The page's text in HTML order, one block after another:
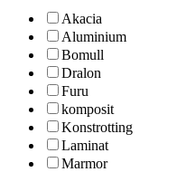
Akacia
Aluminium
Bomull
Dralon
Furu
komposit
Konstrotting
Laminat
Marmor